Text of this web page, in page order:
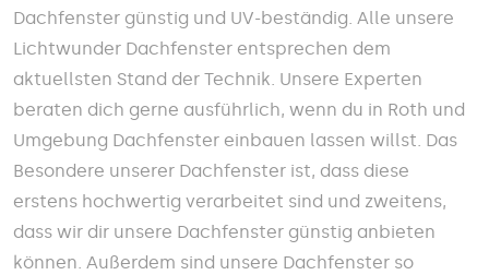
Dachfenster günstig und UV-beständig. Alle unsere
Lichtwunder Dachfenster entsprechen dem
aktuellsten Stand der Technik. Unsere Experten
beraten dich gerne ausführlich, wenn du in Roth und
Umgebung Dachfenster einbauen lassen willst. Das
Besondere unserer Dachfenster ist, dass diese
erstens hochwertig verarbeitet sind und zweitens,
dass wir dir unsere Dachfenster günstig anbieten
können. Außerdem sind unsere Dachfenster so